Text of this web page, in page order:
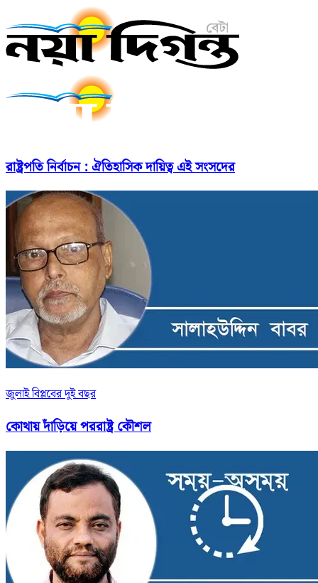
রাষ্ট্রপতি নির্বাচন : ঐতিহাসিক দায়িত্ব এই সংসদের
জুলাই বিপ্লবের দুই বছর
কোথায় দাঁড়িয়ে পররাষ্ট্র কৌশল